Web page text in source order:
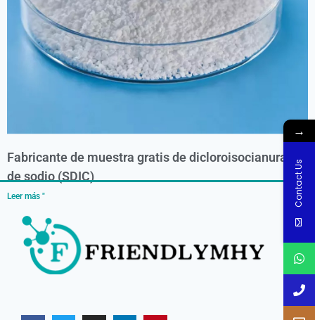
Fabricante de muestra gratis de dicloroisocianurato
de sodio (SDIC)
Leer más "
→
Contact Us